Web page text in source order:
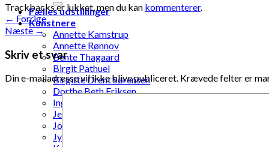
Fælles udstillinger
Kunstnere
Annette Kamstrup
Annette Rønnov
Bente Thagaard
Birgit Pathuel
Birgitte Drent Sørensen
Dorthe Beth Eriksen
Inga Dóra Sigurdardóttir
Jette Pernille Johansen
Jonna Kramme
Jytte Elenor Schou-Jensen
Trackbacks er lukket, men du kan kommenterer.
← Forrige
Næste→
Skriv et svar
Din e-mailadresse vil ikke blive publiceret. Krævede felter er